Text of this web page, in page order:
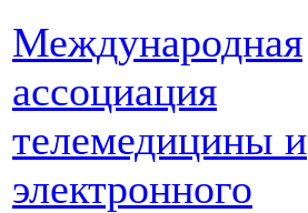
Международная
ассоциация
телемедицины и
электронного